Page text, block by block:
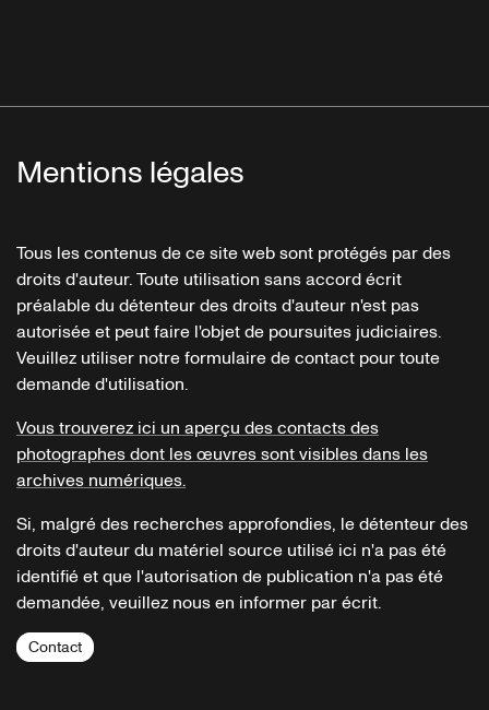
Mentions légales
Tous les contenus de ce site web sont protégés par des
droits d'auteur. Toute utilisation sans accord écrit
préalable du détenteur des droits d'auteur n'est pas
autorisée et peut faire l'objet de poursuites judiciaires.
Veuillez utiliser notre formulaire de contact pour toute
demande d'utilisation.
Vous trouverez ici un aperçu des contacts des
photographes dont les œuvres sont visibles dans les
archives numériques.
Si, malgré des recherches approfondies, le détenteur des
droits d'auteur du matériel source utilisé ici n'a pas été
identifié et que l'autorisation de publication n'a pas été
demandée, veuillez nous en informer par écrit.
Contact